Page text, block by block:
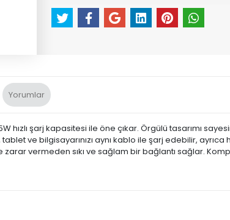
Yorumlar
hızlı şarj kapasitesi ile öne çıkar. Örgülü tasarımı
ve bilgisayarınızı aynı kablo ile şarj edebilir, ayrıca
vermeden sıkı ve sağlam bir bağlantı sağlar.